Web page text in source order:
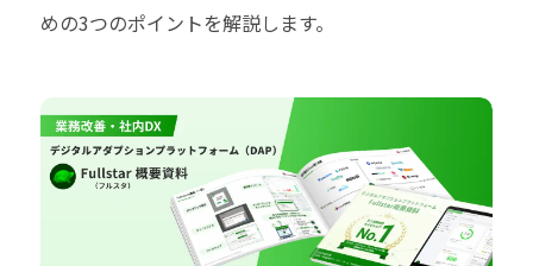
めの3つのポイントを解説します。